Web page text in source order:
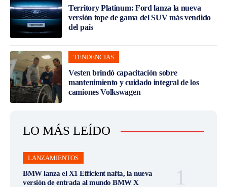
Territory Platinum: Ford lanza la nueva
versión tope de gama del SUV más vendido
del país
TENDENCIAS
Vesten brindó capacitación sobre
mantenimiento y cuidado integral de los
camiones Volkswagen
LO MÁS LEÍDO
LANZAMIENTOS
BMW lanza el X1 Efficient nafta, la nueva
versión de entrada al mundo BMW X